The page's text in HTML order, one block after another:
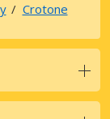
Crotone